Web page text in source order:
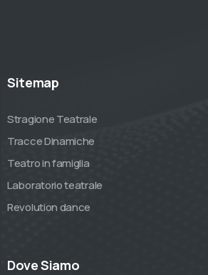
Sitemap
Stragione Teatrale
Tracce Dinamiche
Teatro in famiglia
Laboratorio teatrale
Revolution dance
Dove Siamo